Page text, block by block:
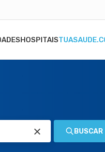
HOSPITAIS
BUSCAR